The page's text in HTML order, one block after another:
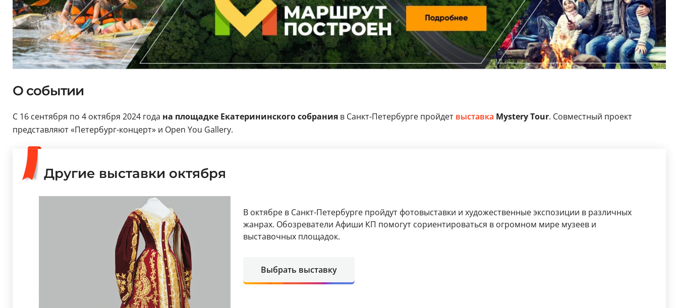
О событии
С 16 сентября по 4 октября 2024 года на площадке Екатерининского собранияв Санкт-Петербурге пройдет выставка Mystery Tour. Совместный проект
представляют «Петербург-концерт» и Open You Gallery.
Другие выставки октября
В октябре в Санкт-Петербурге пройдут фотовыставки и художественные экспозиции в различных
жанрах. Обозреватели Афиши КП помогут сориентироваться в огромном мире музеев и
выставочных площадок.
Выбрать выставку